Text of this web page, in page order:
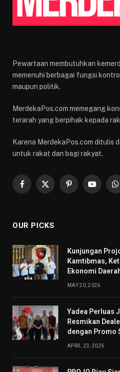
Pewartaan membutuhkan
memenuhi berbagai fungsi
maupun politik.
MerdekaPos.com memegang
terarah yang berpihak kepada
Karena MerdekaPos.com ditulis
untuk rakat dan bagi rakyat.
Facebook
X
PinterestYouTube
OUR PICKS
Kunjungan
Kamtibmas,
Ekonomi
MAY 20, 2026
Yadea Perluas
Resmikan
dengan Promo
APRIL 23, 2026